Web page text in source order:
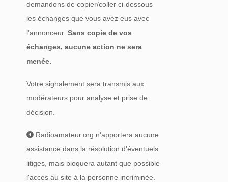
demandons de copier/coller ci-dessous
les échanges que vous avez eus avec
l'annonceur.Sans copie de vos
échanges, aucune action ne sera
menée.
Votre signalement sera transmis aux
modérateurs pour analyse et prise de
décision.
Radioamateur.org n'apportera aucune
assistance dans la résolution d'éventuels
litiges, mais bloquera autant que possible
l'accès au site à la personne incriminée.